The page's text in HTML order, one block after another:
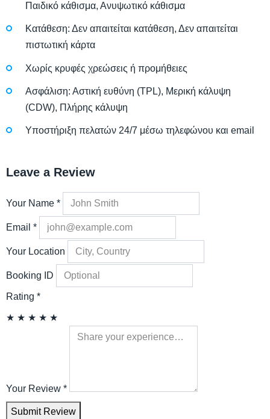
Παιδικό κάθισμα, Ανυψωτικό κάθισμα
Κατάθεση: Δεν απαιτείται κατάθεση, Δεν απαιτείται
πιστωτική κάρτα
Χωρίς κρυφές χρεώσεις ή προμήθειες
Ασφάλιση: Αστική ευθύνη (TPL), Μερική κάλυψη
(CDW), Πλήρης κάλυψη
Υποστήριξη πελατών 24/7 μέσω τηλεφώνου και email
Leave a Review
Your Name *
Email *
Your Location
Booking ID
Rating *
★ ★ ★ ★ ★
Your Review *
Submit Review